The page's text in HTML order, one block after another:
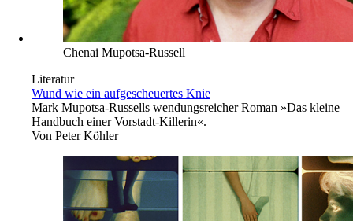
Chenai Mupotsa-Russell
Literatur
Wund wie ein aufgescheuertes Knie
Mark Mupotsa-Russells wendungsreicher Roman »Das kleine
Handbuch einer Vorstadt-Killerin«.
Von Peter Köhler